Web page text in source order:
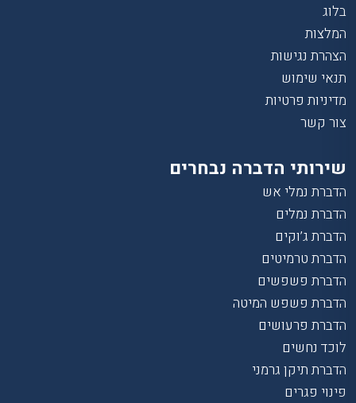
בלוג
המלצות
הצהרת נגישות
תנאי שימוש
מדיניות פרטיות
צור קשר
שירותי הדברה נבחרים
הדברת נמלי אש
הדברת נמלים
הדברת ג’וקים
הדברת טרמיטים
הדברת פשפשים
הדברת פשפש המיטה
הדברת פרעושים
לוכד נחשים
הדברת תיקן גרמני
פינוי פגרים